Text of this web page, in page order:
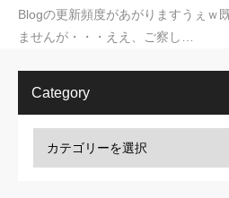
Blogの更新頻度があがりますうぇｗ
ませんが・・・ええ、ご察し…
Category